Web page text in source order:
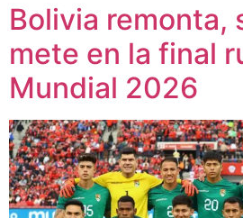
Bolivia remonta,
mete en la final
Mundial 2026